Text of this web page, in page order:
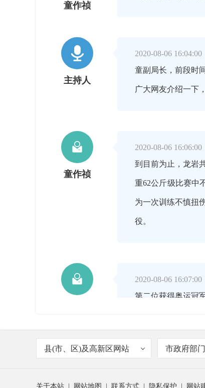
童作祯

主持人
2020-08-06 16:04:00
童副局长，前段时
广大网友介绍一下

童作祯
2020-08-06 16:06:00
到目前为止，龙岩
重62公斤级比赛中
为一次训练不慎扭
役。

2020-08-06 16:07:00
第二位获得奥运冠
县(市、区)及高新区网站 市政府部
关于本站 网站地图 联系方式 隐私保护 网站